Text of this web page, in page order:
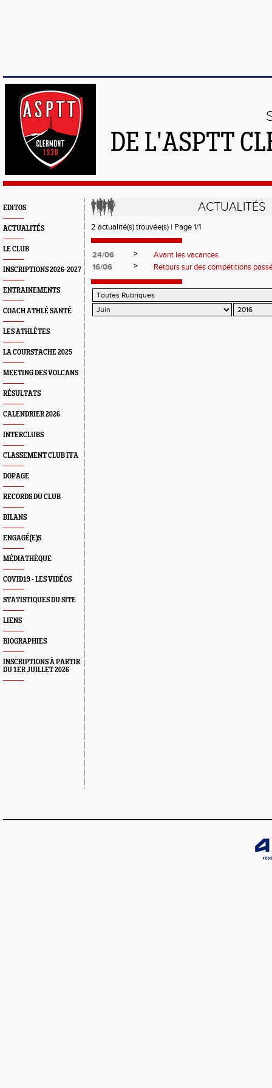
DE L'ASPTT
EDITOS
ACTUALITÉS
LE CLUB
INSCRIPTIONS 2026-2027
ENTRAINEMENTS
COACH ATHLÉ SANTÉ
LES ATHLÈTES
LA COURSTACHE 2025
MEETING DES VOLCANS
RÉSULTATS
CALENDRIER 2026
INTERCLUBS
CLASSEMENT CLUB FFA
DOPAGE
RECORDS DU CLUB
BILANS
ENGAGÉ(E)S
MÉDIATHÈQUE
COVID19 - LES VIDÉOS
STATISTIQUES DU SITE
LIENS
BIOGRAPHIES
INSCRIPTIONS À PARTIR
DU 1ER JUILLET 2026
ACTUALITÉS
2 actualité(s) trouvée(s) | Page 1/1
24/06 >
Avant les vacances
16/06
> Retours sur des compétitions